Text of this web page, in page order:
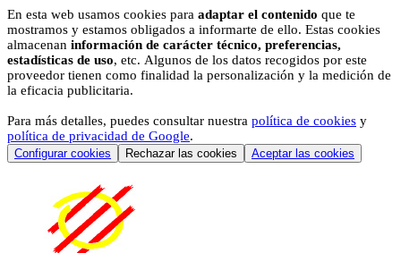
En esta web usamos cookies para adaptar el contenido que te
mostramos y estamos obligados a informarte de ello. Estas cookies
almacenan información de carácter técnico, preferencias,
estadísticas de uso, etc. Algunos de los datos recogidos por este
proveedor tienen como finalidad la personalización y la medición de
la eficacia publicitaria.
Para más detalles, puedes consultar nuestra política de cookies y
política de privacidad de Google.
Configurar cookies Rechazar las cookies Aceptar las cookies